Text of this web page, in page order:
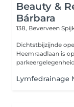
Beauty &
Bárbara
138, Beverveen
Dichtstbijzijnde openbaar
Heemraadlaan is op
Lymfedrainage